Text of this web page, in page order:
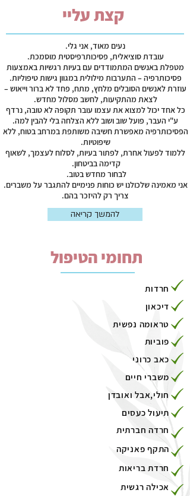
קצת עליי
נעים מאוד, אני גלי.
עובדת סוציאלית, פסיכותרפיסטית מוסמכת.
מטפלת באנשים המתמודדים עם בעיות רגשיות באמצעות
פסיכותרפיה – התערבות מילולית במגוון גישות טיפוליות.
עוזרת לאנשים הסובלים מלחץ, מתח, פחד לא ברור וייאוש –
לצאת מהתקיעות, לחשב מסלול מחדש.
כל אחד יכול למצוא את עצמו עובר תקופה לא טובה, נרדף
ע"י העבר, פועל שוב ושוב ללא הצלחה בלי להבין למה.
הפסיכותרפיה מאפשרת חשיבה משותפת במרחב בטוח, ללא
שיפוטיות.
ללמוד לפעול אחרת, לפתור בעיות, לסלוח לעצמך, לשאוף
קדימה בביטחון.
לבחור מחדש בטוב.
אני מאמינה שלכולנו יש כוחות פנימיים להתגבר על משברים.
צריך רק להיזכר בהם.
להמשך קריאה
תחומי הטיפול
חרדות
דיכאון
טראומה נפשית
פוביות
כאב כרוני
משברי חיים
חולי,אבל ואובדן
תיעול כעסים
חרדה חברתית
התקף פאניקה
חרדת בריאות
אכילה רגשית